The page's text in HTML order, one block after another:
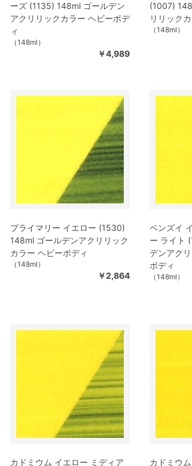
ーズ (1135) 148ml ゴールデン
アクリリックカラー ヘビーボデ
ィ
（148ml）
￥4,989
(1007)
リリック
（148ml）
プライマリー イエロー (1530)
148ml ゴールデンアクリリック
カラー ヘビーボディ
（148ml）
￥2,864
ベンズイ
ー ライト
デンアク
ボディ
（148ml）
カドミウム イエロー ミディア
カドミウ